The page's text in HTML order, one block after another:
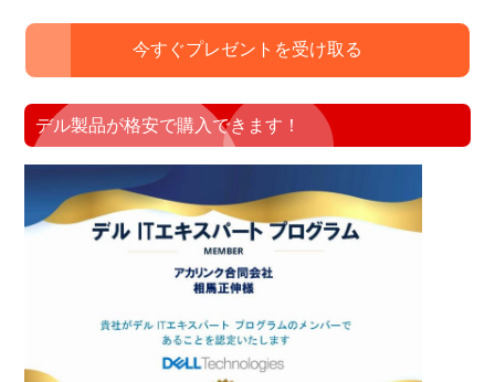
今すぐプレゼントを受け取る
デル製品が格安で購入できます！